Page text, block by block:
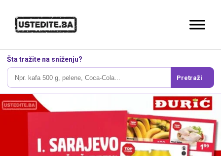
Šta tražite na sniženju?
Pretraži